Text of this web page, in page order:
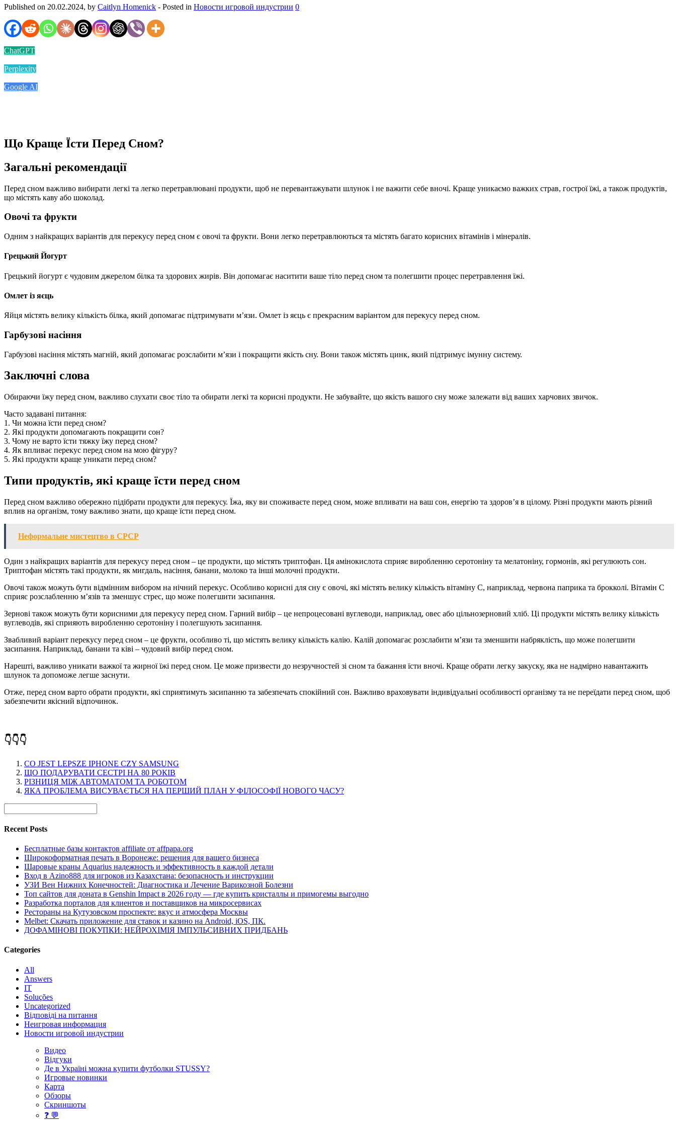
Published on 20.02.2024, by Caitlyn Homenick - Posted in Новости игровой индустрии 0
ChatGPT
Perplexity
Google AI
Що Краще Їсти Перед Сном?
Загальні рекомендації
Перед сном важливо вибирати легкі та легко перетравлювані продукти, щоб не перевантажувати шлунок і не важити себе вночі. Краще уникаємо важких страв, гострої їжі, а також продуктів,
що містять каву або шоколад.
Овочі та фрукти
Одним з найкращих варіантів для перекусу перед сном є овочі та фрукти. Вони легко перетравлюються та містять багато корисних вітамінів і мінералів.
Грецький Йогурт
Грецький йогурт є чудовим джерелом білка та здорових жирів. Він допомагає наситити ваше тіло перед сном та полегшити процес перетравлення їжі.
Омлет із яєць
Яйця містять велику кількість білка, який допомагає підтримувати м’язи. Омлет із яєць є прекрасним варіантом для перекусу перед сном.
Гарбузові насіння
Гарбузові насіння містять магній, який допомагає розслабити м’язи і покращити якість сну. Вони також містять цинк, який підтримує імунну систему.
Заключні слова
Обираючи їжу перед сном, важливо слухати своє тіло та обирати легкі та корисні продукти. Не забувайте, що якість вашого сну може залежати від ваших харчових звичок.
Часто задавані питання:
1. Чи можна їсти перед сном?
2. Які продукти допомагають покращити сон?
3. Чому не варто їсти тяжку їжу перед сном?
4. Як впливає перекус перед сном на мою фігуру?
5. Які продукти краще уникати перед сном?
Типи продуктів, які краще їсти перед сном
Перед сном важливо обережно підібрати продукти для перекусу. Їжа, яку ви споживаєте перед сном, може впливати на ваш сон, енергію та здоров’я в цілому. Різні продукти мають різний
вплив на організм, тому важливо знати, що краще їсти перед сном.
Неформальне мистецтво в СРСР
Один з найкращих варіантів для перекусу перед сном – це продукти, що містять триптофан. Ця амінокислота сприяє виробленню серотоніну та мелатоніну, гормонів, які регулюють сон.
Триптофан містять такі продукти, як мигдаль, насіння, банани, молоко та інші молочні продукти.
Овочі також можуть бути відмінним вибором на нічний перекус. Особливо корисні для сну є овочі, які містять велику кількість вітаміну С, наприклад, червона паприка та брокколі. Вітамін С
сприяє розслабленню м’язів та зменшує стрес, що може полегшити засипання.
Зернові також можуть бути корисними для перекусу перед сном. Гарний вибір – це непроцесовані вуглеводи, наприклад, овес або цільнозерновий хліб. Ці продукти містять велику кількість
вуглеводів, які сприяють виробленню серотоніну і полегшують засипання.
Звабливий варіант перекусу перед сном – це фрукти, особливо ті, що містять велику кількість калію. Калій допомагає розслабити м’язи та зменшити набряклість, що може полегшити
засипання. Наприклад, банани та ківі – чудовий вибір перед сном.
Нарешті, важливо уникати важкої та жирної їжі перед сном. Це може призвести до незручностей зі сном та бажання їсти вночі. Краще обрати легку закуску, яка не надмірно навантажить
шлунок та допоможе легше заснути.
Отже, перед сном варто обрати продукти, які сприятимуть засипанню та забезпечать спокійний сон. Важливо враховувати індивідуальні особливості організму та не переїдати перед сном, щоб
забезпечити якісний відпочинок.
👇👇👇
CO JEST LEPSZE IPHONE CZY SAMSUNG
ЩО ПОДАРУВАТИ СЕСТРІ НА 80 РОКІВ
РІЗНИЦЯ МІЖ АВТОМАТОМ ТА РОБОТОМ
ЯКА ПРОБЛЕМА ВИСУВАЄТЬСЯ НА ПЕРШИЙ ПЛАН У ФІЛОСОФІЇ НОВОГО ЧАСУ?
Recent Posts
Бесплатные базы контактов affiliate от affpapa.org
Широкоформатная печать в Воронеже: решения для вашего бизнеса
Шаровые краны Aquarius надежность и эффективность в каждой детали
Вход в Azino888 для игроков из Казахстана: безопасность и инструкции
УЗИ Вен Нижних Конечностей: Диагностика и Лечение Варикозной Болезни
Топ сайтов для доната в Genshin Impact в 2026 году — где купить кристаллы и примогемы выгодно
Разработка порталов для клиентов и поставщиков на микросервисах
Рестораны на Кутузовском проспекте: вкус и атмосфера Москвы
Melbet: Скачать приложение для ставок и казино на Android, iOS, ПК.
ДОФАМІНОВІ ПОКУПКИ: НЕЙРОХІМІЯ ІМПУЛЬСИВНИХ ПРИДБАНЬ
Categories
All
Answers
IT
Soluções
Uncategorized
Відповіді на питання
Неигровая информация
Новости игровой индустрии
Видео
Відгуки
Де в Україні можна купити футболки STUSSY?
Игровые новинки
Карта
Обзоры
Скриншоты
❓ 💬